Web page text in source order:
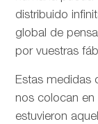
distribuido
global de
por vuestras
Estas medidas
nos colocan en
estuvieron